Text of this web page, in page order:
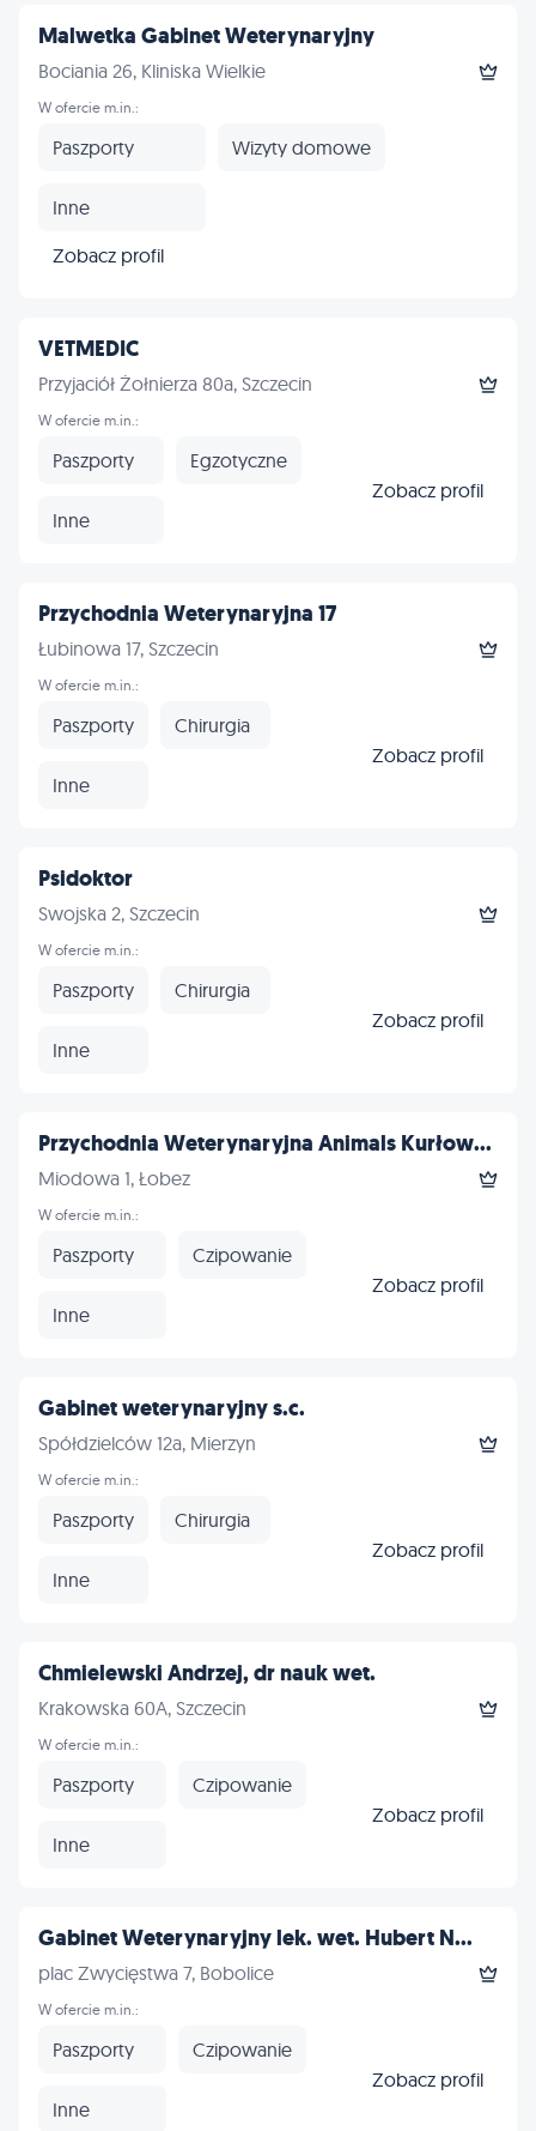
Malwetka Gabinet Weterynaryjny
Bociania 26, Kliniska Wielkie
W ofercie m.in.:
Paszporty Wizyty domowe
Inne
Zobacz profil
VETMEDIC
Przyjaciół Żołnierza 80a, Szczecin
W ofercie m.in.:
Paszporty Egzotyczne
Inne
Zobacz profil
Przychodnia Weterynaryjna 17
Łubinowa 17, Szczecin
W ofercie m.in.:
Paszporty Chirurgia
Inne
Zobacz profil
Psidoktor
Swojska 2, Szczecin
W ofercie m.in.:
Paszporty Chirurgia
Inne
Zobacz profil
Przychodnia Weterynaryjna Animals Kurłow...
Miodowa 1, Łobez
W ofercie m.in.:
Paszporty Czipowanie
Inne
Zobacz profil
Gabinet weterynaryjny s.c.
Spółdzielców 12a, Mierzyn
W ofercie m.in.:
Paszporty Chirurgia
Inne
Zobacz profil
Chmielewski Andrzej, dr nauk wet.
Krakowska 60A, Szczecin
W ofercie m.in.:
Paszporty Czipowanie
Inne
Zobacz profil
Gabinet Weterynaryjny lek. wet. Hubert N...
plac Zwycięstwa 7, Bobolice
W ofercie m.in.:
Paszporty Czipowanie
Inne
Zobacz profil